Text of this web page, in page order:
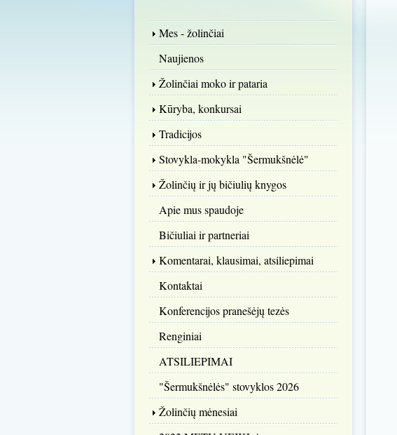
Mes - žolinčiai
Naujienos
Žolinčiai moko ir pataria
Kūryba, konkursai
Tradicijos
Stovykla-mokykla "Šermukšnėlė"
Žolinčių ir jų bičiulių knygos
Apie mus spaudoje
Bičiuliai ir partneriai
Komentarai, klausimai, atsiliepimai
Kontaktai
Konferencijos pranešėjų tezės
Renginiai
ATSILIEPIMAI
"Šermukšnėlės" stovyklos 2026
Žolinčių mėnesiai